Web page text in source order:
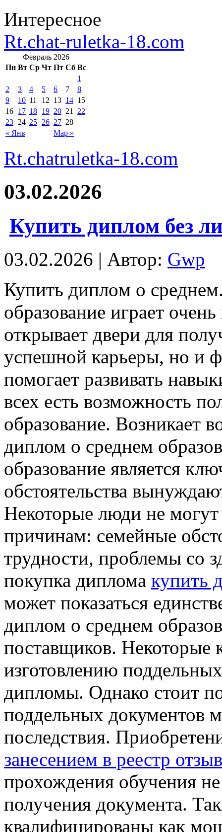
Интересное
Rt.chat-ruletka-18.com
Февраль 2026
Пн Вт Ср Чт Пт Сб Вс
« Янв Мар »
1
2
3 4 5 6 7
8
9
10 11 12 13 14 15
16 17 18 19 20 21
22
23 24 25 26 27 28
Rt.chatruletka-18.com
03.02.2026
Купить диплом без
03.02.2026 | Автор: Gwp
Купить диплoм o
образование играет
открывает двери для
успешной карьеры, но и
помогает развивать
всех есть возможность
образование. Возникает
диплом о среднем
образование является
обстоятельства
Некоторые люди не
причинам: семейные
трудности, проблемы со
покупка диплома купить
может показаться
диплом о среднем
поставщиков. Некоторые
изготовлению
дипломы. Однако стоит
поддельных документов
последствия.
занесением в реестр
прохождения обучения
получения документа.
квалифицированы как